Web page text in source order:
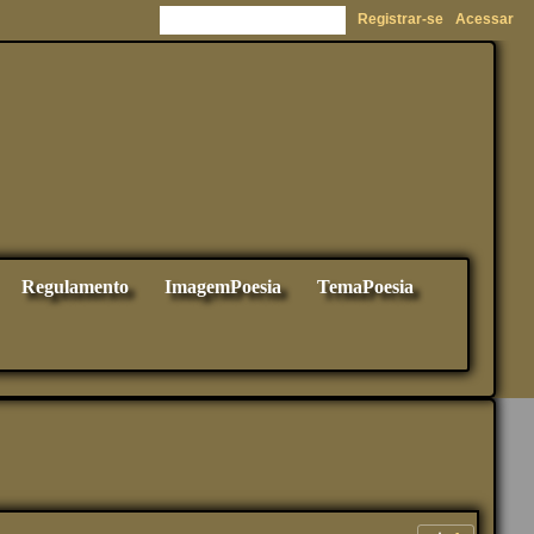
Registrar-se Acessar
Regulamento ImagemPoesia TemaPoesia